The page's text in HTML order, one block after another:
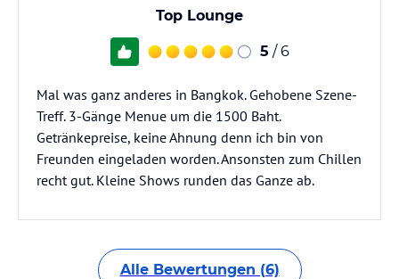
Top Lounge
5 / 6
Mal was ganz anderes in Bangkok. Gehobene Szene-
Treff. 3-Gänge Menue um die 1500 Baht.
Getränkepreise, keine Ahnung denn ich bin von
Freunden eingeladen worden. Ansonsten zum Chillen
recht gut. Kleine Shows runden das Ganze ab.
Alle Bewertungen (6)